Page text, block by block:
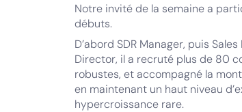
Notre invité de la semaine a
débuts.
D’abord SDR Manager, puis
Director, il a recruté plus de 80
robustes, et accompagné la
en maintenant un haut niveau
hypercroissance rare.